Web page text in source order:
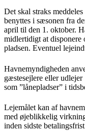
Det skal straks
benyttes i sæsonen fra
april til den 1. oktober.
midlertidigt at disponere
pladsen. Eventuel
Havnemyndigheden
gæstesejlere eller udlejer
som ”lånepladser” i
Lejemålet kan af
med øjeblikkelig
inden sidste